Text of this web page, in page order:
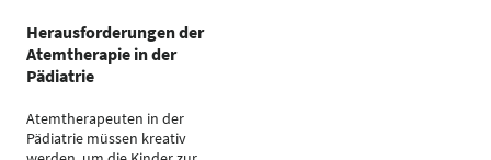
Herausforderungen der
Atemtherapie in der
Pädiatrie
Atemtherapeuten in der
Pädiatrie müssen kreativ